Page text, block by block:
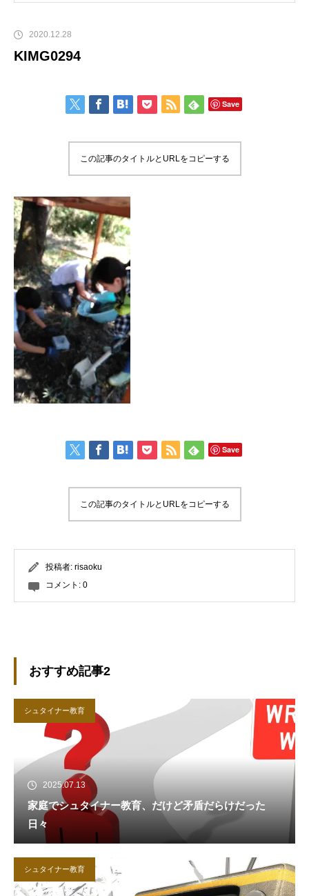
2020.12.28
KIMG0294
Save
この記事のタイトルとURLをコピーする
Save
この記事のタイトルとURLをコピーする
投稿者: risaoku
コメント: 0
おすすめ記事2
シュタイナー教育
2025.07.13
家庭でシュタイナー教育、だけど矛盾だらけだった
日々
シュタイナー教育